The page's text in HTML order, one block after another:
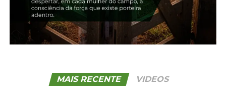
TÓPICOS RELACIONADOS:
UP NEXT
Cotação agrícola para a região de Irati
MAIS RECENTE VIDEOS